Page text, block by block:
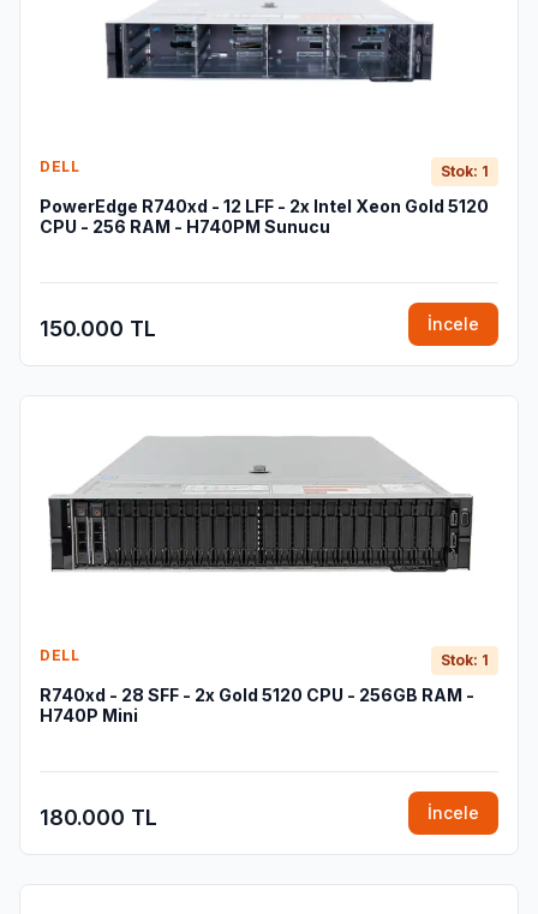
DELL Stok: 1
PowerEdge R740xd - 12 LFF - 2x Intel Xeon Gold 5120
CPU - 256 RAM - H740PM Sunucu
150.000 TL İncele
DELL Stok: 1
R740xd - 28 SFF - 2x Gold 5120 CPU - 256GB RAM -
H740P Mini
180.000 TL İncele